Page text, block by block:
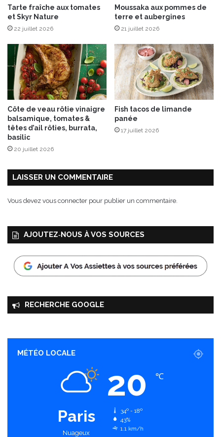
x
é
t
e
s
C
o
n
a
l
Tarte fraîche aux tomates
et Skyr Nature
22 juillet 2026
Moussaka aux pommes de
terre et aubergines
21 juillet 2026
Côte de veau rôtie vinaigre
balsamique, tomates &
têtes d’ail rôties, burrata,
basilic
20 juillet 2026
Fish tacos de limande
panée
17 juillet 2026
LAISSER UN COMMENTAIRE
Vous devez vous connecter pour publier un commentaire.
AJOUTEZ‑NOUS À VOS SOURCES
RECHERCHE GOOGLE
MÉTÉO LOCALE
Paris
Nuageux
20 ℃
34º - 18º
43%
1.1 km/h